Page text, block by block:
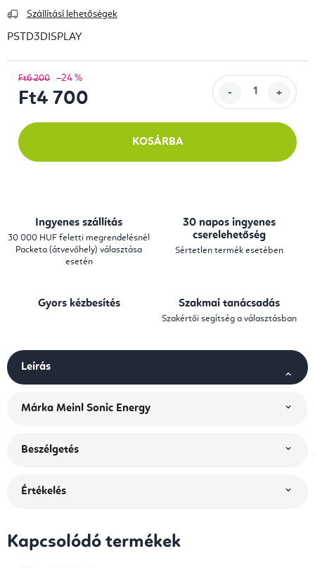
Szállítási lehetőségek
PSTD3DISPLAY
Ft6 200 –24 %
Ft4 700
KOSÁRBA
Ingyenes szállítás
30 000 HUF feletti megrendelésnél
Packeta (átvevőhely) választása
esetén
30 napos ingyenes
cserelehetőség
Sértetlen termék esetében
Gyors kézbesítés Szakmai tanácsadás
Szakértői segítség a választásban
Leírás
Márka Meinl Sonic Energy
Beszélgetés
Értékelés
Kapcsolódó termékek